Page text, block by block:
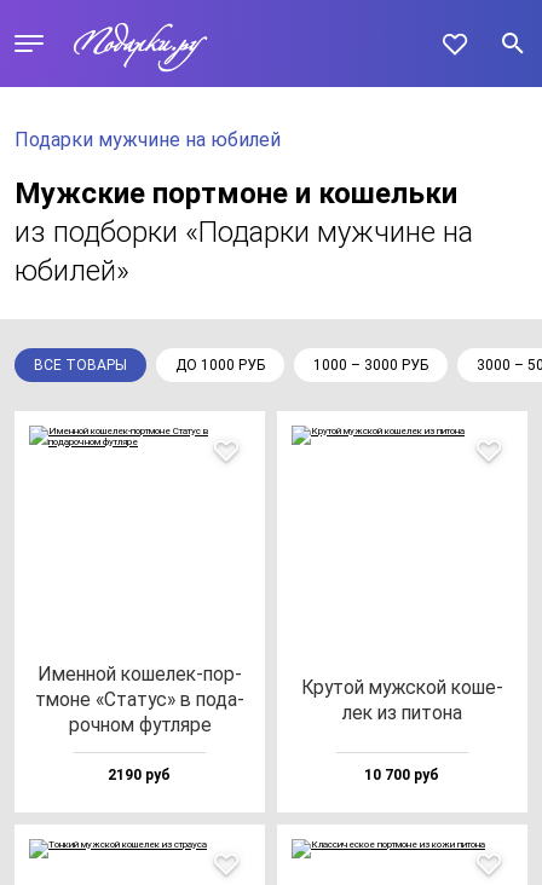
Подарки мужчине на юбилей
Мужские портмоне и кошельки
из подборки «Подарки мужчине на
юбилей»
ВСЕ ТОВАРЫ ДО 1000 РУБ 1000 – 3000 РУБ 3000 –
Имен­ной ко­ше­лек-пор­
тмо­не «Ста­тус» в по­да­
роч­ном фут­ля­ре
2190 руб
Кру­той муж­ской ко­ше­
лек из пи­то­на
10 700 руб